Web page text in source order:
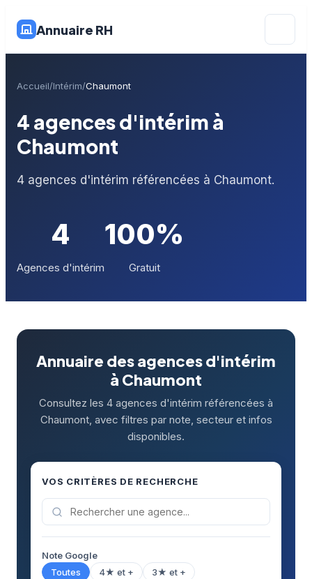
Annuaire RH
Accueil Intérim Chaumont
4 agences d'intérim à
Chaumont
4 agences d'intérim référencées à Chaumont.
4
Agences d'intérim
100%
Gratuit
Annuaire des agences d'intérim
à Chaumont
Consultez les 4 agences d'intérim référencées à
Chaumont, avec filtres par note, secteur et infos
disponibles.
VOS CRITÈRES DE RECHERCHE
Note Google
Toutes
4★ et +
3★ et +